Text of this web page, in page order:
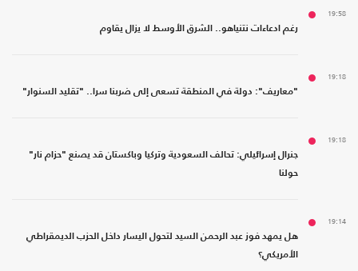
19:58
رغم ادعاءات نتنياهو.. الشرق الأوسط لا يزال يقاوم
19:18
"معاريف": دولة في المنطقة تسعى إلى ضربنا سرا.. "تقليد السنوار"
19:18
جنرال إسرائيلي: تحالف السعودية وتركيا وباكستان قد يصنع "حزام نار"
حولنا
19:14
هل يمهد فوز عبد الرحمن السيد لتحول اليسار داخل الحزب الديمقراطي
الأمريكي؟